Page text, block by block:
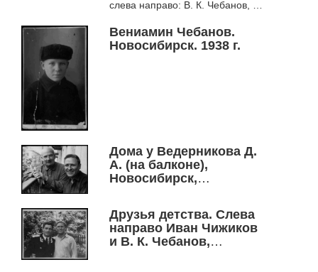
слева направо: В. К. Чебанов, В.
художник), полковник В. Г....
Вениамин Чебанов.
Новосибирск. 1938 г.
Дома у Ведерникова Д.
А. (на балконе),
Новосибирск,
Друзья детства. Слева
направо Иван Чижиков
и В. К. Чебанов,